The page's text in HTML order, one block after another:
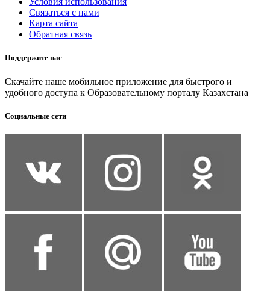
Связаться с нами
Карта сайта
Обратная связь
Поддержите нас
Скачайте наше мобильное приложение для быстрого и
удобного доступа к Образовательному порталу Казахстана
Социальные сети